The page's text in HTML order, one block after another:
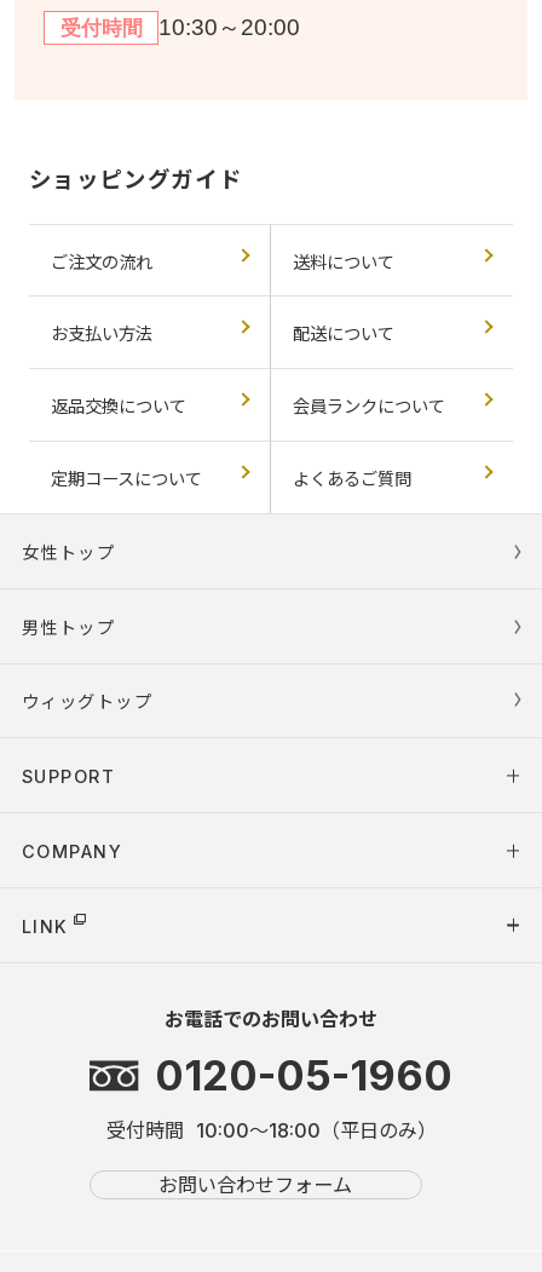
受付時間 10:30～20:00
ショッピングガイド
ご注文の流れ 送料について
お支払い方法 配送について
返品交換について 会員ランクについて
定期コースについて よくあるご質問
女性トップ
男性トップ
ウィッグトップ
SUPPORT
COMPANY
LINK
お電話でのお問い合わせ
0120-05-1960
受付時間 10:00～18:00（平日のみ）
お問い合わせフォーム